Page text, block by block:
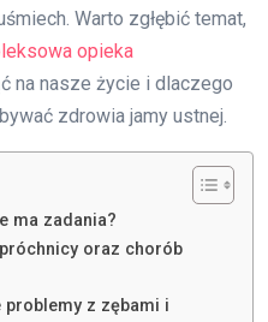
Warto zgłębić temat,
opieka
na nasze życie i dlaczego
zdrowia jamy ustnej.
ma zadania?
oraz chorób
z zębami i